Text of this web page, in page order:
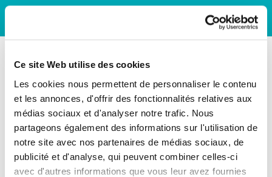
Ce site Web utilise des cookies
Les cookies nous permettent de personnaliser le contenu
et les annonces, d'offrir des fonctionnalités relatives aux
médias sociaux et d'analyser notre trafic. Nous
partageons également des informations sur l'utilisation de
notre site avec nos partenaires de médias sociaux, de
publicité et d'analyse, qui peuvent combiner celles-ci
avec d'autres informations que vous leur avez fournies